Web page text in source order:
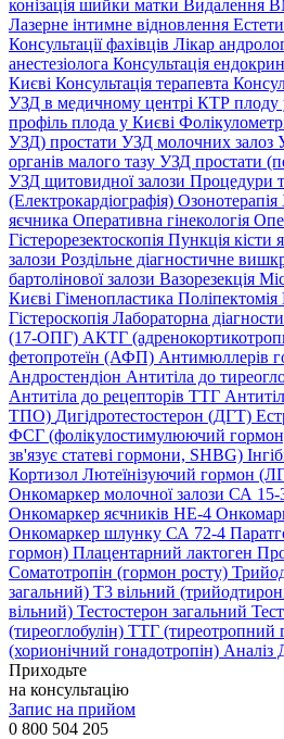
конізація шийки матки Видалення
Лазерне інтимне відновлення
Консультації фахівців Лікар
анестезіолога Консультація
Києві Консультація терапевта
УЗД в медичному центрі КТР плоду
профіль плода у Києві
УЗД) простати УЗД молочних залоз
органів малого тазу УЗД простати
УЗД щитовидної залози Процедури
(Електрокардіографія) Озонотерапія
яєчника Оперативна гінекологія
Гістерорезектоскопія Пункція кісти
залози Роздільне діагностичне
бартолінової залози Вазорезекція
Києві Гіменопластика Поліпектомія
Гістероскопія Лабораторна
(17-ОПГ) АКТГ
фетопротеїн (АФП) Антимюллерів
Андростендіон Антитіла до
Антитіла до рецепторів ТТГ
ТПО) Дигідротестостерон (ДГТ)
ФСГ (фолікулостимулюючий
зв'язує статеві гормони, SHBG)
Кортизол Лютеїнізуючий гормон
Онкомаркер молочної залози СА 15-
Онкомаркер яєчників НЕ-4
Онкомаркер шлунку СА 72-4
гормон) Плацентарний лактоген
Соматотропін (гормон росту)
загальний) Т3 вільний
вільний) Тестостерон загальний
(тиреоглобулін) ТТГ (тиреотропний
(хорионічний гонадотропін) Аналіз
Приходьте
на консультацію
Запис на прийом
0 800 504 205